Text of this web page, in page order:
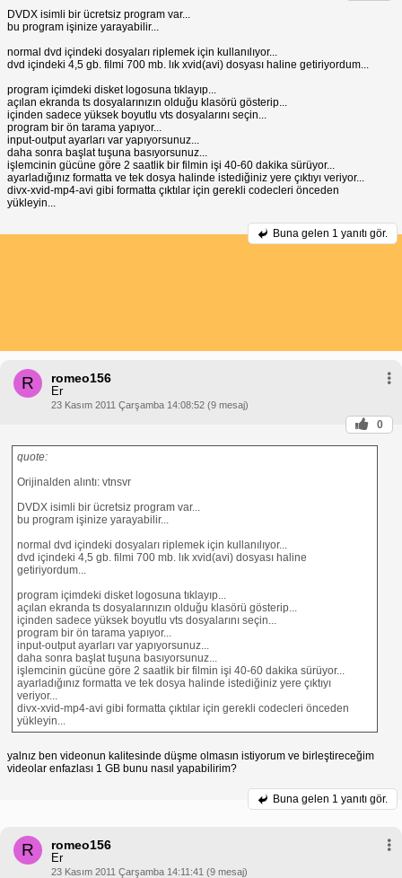
DVDX isimli bir ücretsiz program var...
bu program işinize yarayabilir...
normal dvd içindeki dosyaları riplemek için kullanılıyor...
dvd içindeki 4,5 gb. filmi 700 mb. lık xvid(avi) dosyası haline getiriyordum...
program içimdeki disket logosuna tıklayıp...
açılan ekranda ts dosyalarınızın olduğu klasörü gösterip...
içinden sadece yüksek boyutlu vts dosyalarını seçin...
program bir ön tarama yapıyor...
input-output ayarları var yapıyorsunuz...
daha sonra başlat tuşuna basıyorsunuz...
işlemcinin gücüne göre 2 saatlik bir filmin işi 40-60 dakika sürüyor...
ayarladığınız formatta ve tek dosya halinde istediğiniz yere çıktıyı veriyor...
divx-xvid-mp4-avi gibi formatta çıktılar için gerekli codecleri önceden
yükleyin...
Buna gelen 1 yanıtı gör.
R romeo156
Er
23 Kasım 2011 Çarşamba 14:08:52 (9 mesaj)
0
quote:
Orijinalden alıntı: vtnsvr
DVDX isimli bir ücretsiz program var...
bu program işinize yarayabilir...
normal dvd içindeki dosyaları riplemek için kullanılıyor...
dvd içindeki 4,5 gb. filmi 700 mb. lık xvid(avi) dosyası haline
getiriyordum...
program içimdeki disket logosuna tıklayıp...
açılan ekranda ts dosyalarınızın olduğu klasörü gösterip...
içinden sadece yüksek boyutlu vts dosyalarını seçin...
program bir ön tarama yapıyor...
input-output ayarları var yapıyorsunuz...
daha sonra başlat tuşuna basıyorsunuz...
işlemcinin gücüne göre 2 saatlik bir filmin işi 40-60 dakika sürüyor...
ayarladığınız formatta ve tek dosya halinde istediğiniz yere çıktıyı
veriyor...
divx-xvid-mp4-avi gibi formatta çıktılar için gerekli codecleri önceden
yükleyin...
yalnız ben videonun kalitesinde düşme olmasın istiyorum ve birleştireceğim
videolar enfazlası 1 GB bunu nasıl yapabilirim?
Buna gelen 1 yanıtı gör.
R romeo156
Er
23 Kasım 2011 Çarşamba 14:11:41 (9 mesaj)